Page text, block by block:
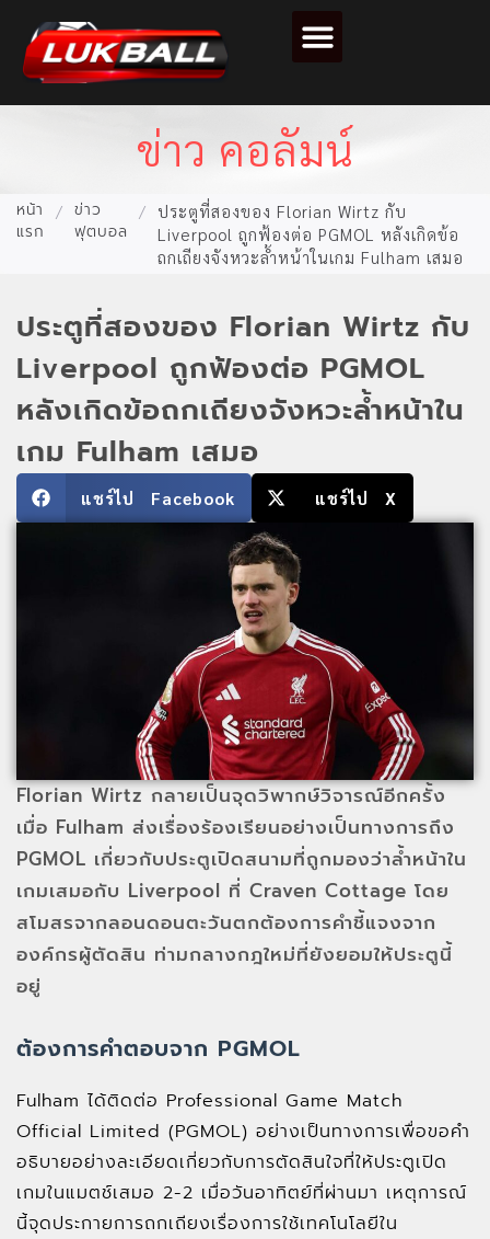
ข่าว คอลัมน์
หน้า
แรก
/ ข่าว
ฟุตบอล
/
ประตูที่สองของ Florian Wirtz กับ
Liverpool ถูกฟ้องต่อ PGMOL หลังเกิดข้อ
ถกเถียงจังหวะล้ำหน้าในเกม Fulham เสมอ
ประตูที่สองของ Florian Wirtz กับ
Liverpool ถูกฟ้องต่อ PGMOL
หลังเกิดข้อถกเถียงจังหวะล้ำหน้าใน
เกม Fulham เสมอ
แชร์ไป Facebook แชร์ไป X
Florian Wirtz กลายเป็นจุดวิพากษ์วิจารณ์อีกครั้ง
เมื่อ Fulham ส่งเรื่องร้องเรียนอย่างเป็นทางการถึง
PGMOL เกี่ยวกับประตูเปิดสนามที่ถูกมองว่าล้ำหน้าใน
เกมเสมอกับ Liverpool ที่ Craven Cottage โดย
สโมสรจากลอนดอนตะวันตกต้องการคำชี้แจงจาก
องค์กรผู้ตัดสิน ท่ามกลางกฎใหม่ที่ยังยอมให้ประตูนี้
อยู่
ต้องการคำตอบจาก PGMOL
Fulham ได้ติดต่อ Professional Game Match
Official Limited (PGMOL) อย่างเป็นทางการเพื่อขอคำ
อธิบายอย่างละเอียดเกี่ยวกับการตัดสินใจที่ให้ประตูเปิด
เกมในแมตช์เสมอ 2-2 เมื่อวันอาทิตย์ที่ผ่านมา เหตุการณ์
นี้จุดประกายการถกเถียงเรื่องการใช้เทคโนโลยีใน